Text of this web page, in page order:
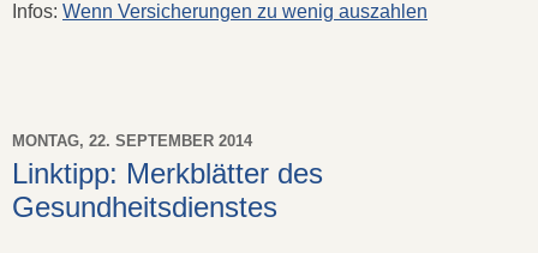
Infos: Wenn Versicherungen zu wenig auszahlen
MONTAG, 22. SEPTEMBER 2014
Linktipp: Merkblätter des
Gesundheitsdienstes